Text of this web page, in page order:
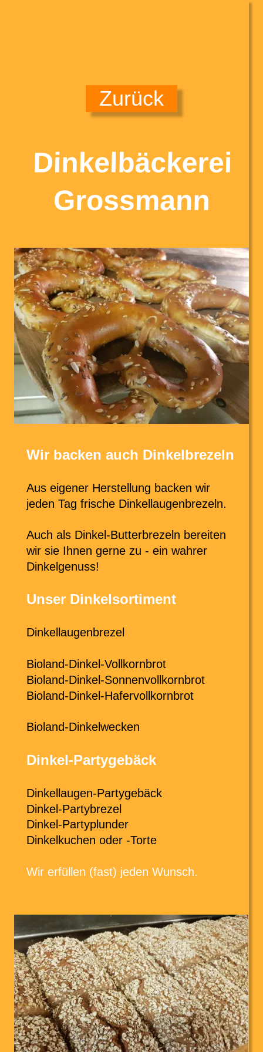
Zurück
Wir backen auch Dinkelbrezeln
Aus eigener Herstellung backen wir
jeden Tag frische Dinkellaugenbrezeln.
Auch als Dinkel-Butterbrezeln bereiten
wir sie Ihnen gerne zu - ein wahrer
Dinkelgenuss!
Unser Dinkelsortiment
Dinkellaugenbrezel
Bioland-Dinkel-Vollkornbrot
Bioland-Dinkel-Sonnenvollkornbrot
Bioland-Dinkel-Hafervollkornbrot
Bioland-Dinkelwecken
Dinkel-Partygebäck
Dinkellaugen-Partygebäck
Dinkel-Partybrezel
Dinkel-Partyplunder
Dinkelkuchen oder -Torte
Wir erfüllen (fast) jeden Wunsch.